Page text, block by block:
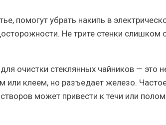
помогут убрать накипь в
Не трите стенки слишком
очистки стеклянных чайников — это
или клеем, но разъедает железо.
может привести к течи или